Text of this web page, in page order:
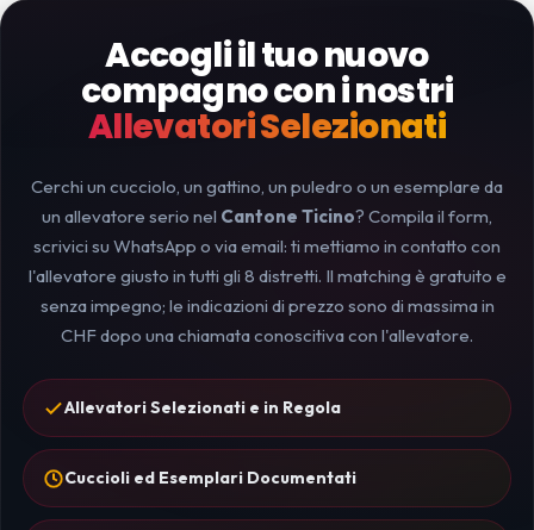
Accogli il tuo nuovo
compagno con i nostri
Allevatori Selezionati
Cerchi un cucciolo, un gattino, un puledro o un esemplare da
un allevatore serio nel Cantone Ticino? Compila il form,
scrivici su WhatsApp o via email: ti mettiamo in contatto con
l'allevatore giusto in tutti gli 8 distretti. Il matching è gratuito e
senza impegno; le indicazioni di prezzo sono di massima in
CHF dopo una chiamata conoscitiva con l'allevatore.
Allevatori Selezionati e in Regola
Cuccioli ed Esemplari Documentati